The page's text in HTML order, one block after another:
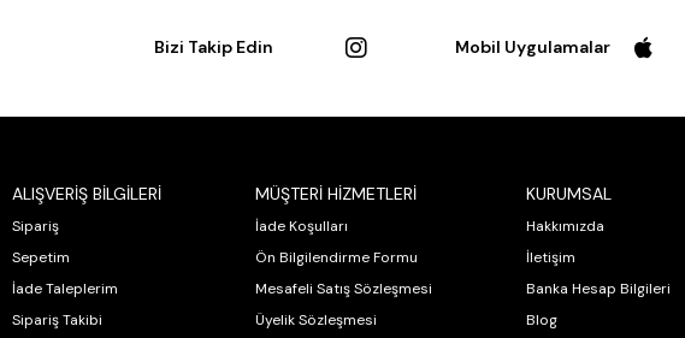
Bizi Takip Edin Mobil Uygulamalar
ALIŞVERİŞ BİLGİLERİ
Sipariş
Sepetim
İade Taleplerim
Sipariş Takibi
MÜŞTERİ HİZMETLERİ
İade Koşulları
Ön Bilgilendirme Formu
Mesafeli Satış Sözleşmesi
Üyelik Sözleşmesi
KURUMSAL
Hakkımızda
İletişim
Banka Hesap Bilgileri
Blog